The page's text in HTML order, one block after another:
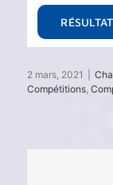
2 mars, 2021
Compétitions,